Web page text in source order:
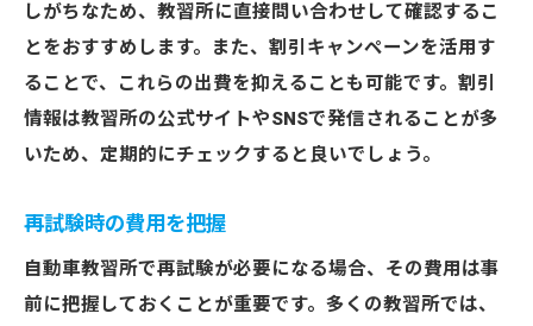
しがちなため、教習所に直接問い合わせして確認するこ
とをおすすめします。また、割引キャンペーンを活用す
ることで、これらの出費を抑えることも可能です。割引
情報は教習所の公式サイトやSNSで発信されることが多
いため、定期的にチェックすると良いでしょう。
再試験時の費用を把握
自動車教習所で再試験が必要になる場合、その費用は事
前に把握しておくことが重要です。多くの教習所では、